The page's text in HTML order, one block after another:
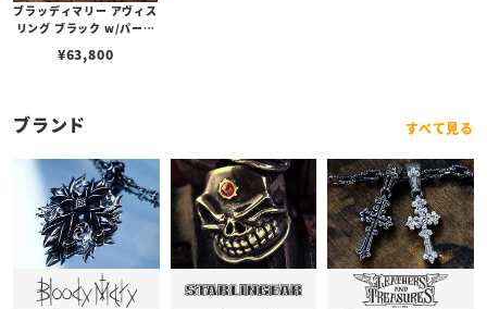
ブラッディマリー アヴィス
リング ブラック w/パープ
¥63,800
ブランド すべて見る